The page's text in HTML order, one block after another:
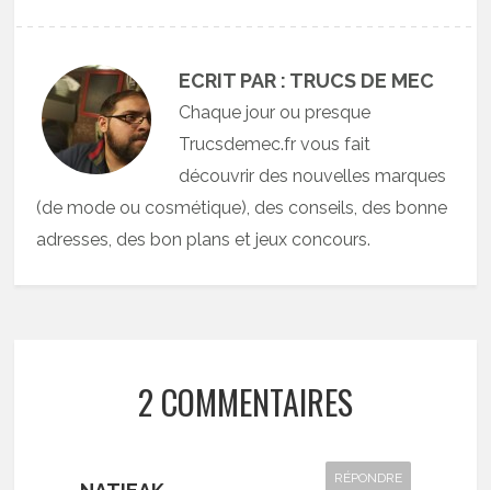
ECRIT PAR : TRUCS DE MEC
Chaque jour ou presque
Trucsdemec.fr vous fait
découvrir des nouvelles marques
(de mode ou cosmétique), des conseils, des bonne
adresses, des bon plans et jeux concours.
2 COMMENTAIRES
RÉPONDRE